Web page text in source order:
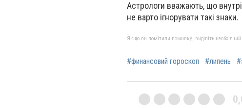
Астрологи вважають, що
не варто ігнорувати такі знаки.
Якщо ви помітили помилку, виділіть
#финансовий гороскоп #липень